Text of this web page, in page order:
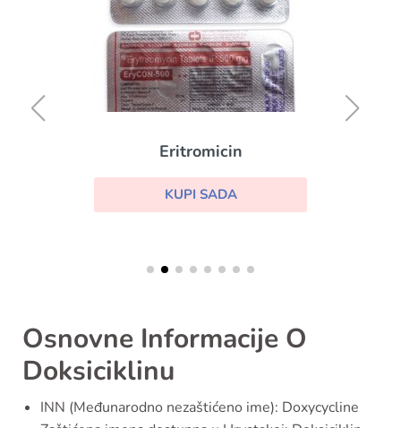
Eritromicin
KUPI SADA
Osnovne Informacije O
Doksiciklinu
INN (Međunarodno nezaštićeno ime): Doxycycline